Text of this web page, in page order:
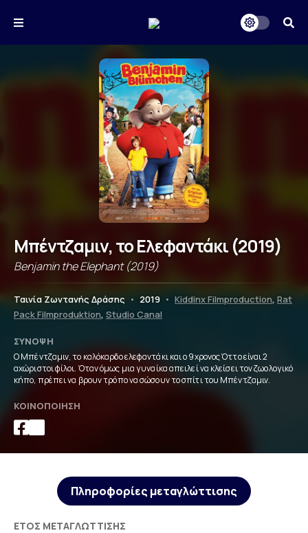
Μπέντζαμιν, το Ελεφαντάκι (2019)
Benjamin the Elephant (2019)
Ταινία Ζωντανής Δράσης • 2019 • Kiddinx Filmproduction, Rat
Pack Filmproduktion, Studio Canal
ΣΎΝΟΨΗ
Ο Μπέντζαμιν, το καλόκαρδο ελεφαντάκι και ο 9χρονος Όττο είναι 2
αχώριστοι φίλοι. Όταν όμως μια γυναίκα απειλεί να κλείσει τον ζωολογικό
κήπο, πρέπει να βρουν τρόπο να σώσουν το σπίτι του Μπέντζαμιν.
ΚΟΙΝΟΠΟΊΗΣΗ
Πληροφορίες μεταγλώττισης
ΈΤΟΣ ΜΕΤΑΓΛΏΤΤΙΣΗΣ